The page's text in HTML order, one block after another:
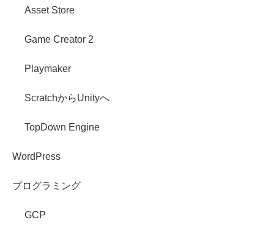
Asset Store
Game Creator 2
Playmaker
ScratchからUnityへ
TopDown Engine
WordPress
プログラミング
GCP